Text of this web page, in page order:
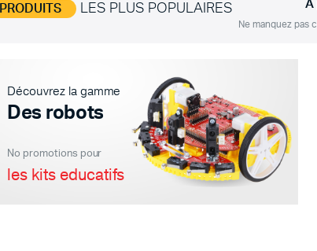
et Humidité
STM32 ARM
Microbit
Autre carte
LES PLUS POPULAIRES A
Ne manquez pas
Découvrez la gamme
Des robots
No promotions pour
les kits educatifs